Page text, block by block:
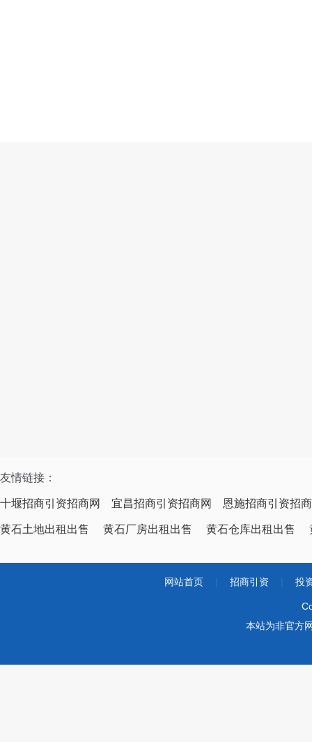
友情链接：
十堰招商引资招商网 宜昌招商引资招商网 恩施招商引资招
黄石土地出租出售 黄石厂房出租出售 黄石仓库出租出售
网站首页 招商引资 投
本站为非官方